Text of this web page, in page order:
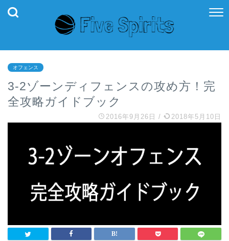
オフェンス
3-2ゾーンディフェンスの攻め方！完
全攻略ガイドブック
2016年9月26日 / 2018年5月10日